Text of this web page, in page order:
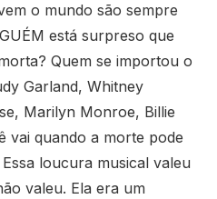
o mundo são sempre
está surpreso que
Quem se importou o
Garland, Whitney
Marilyn Monroe, Billie
vai quando a morte pode
loucura musical valeu
valeu. Ela era um